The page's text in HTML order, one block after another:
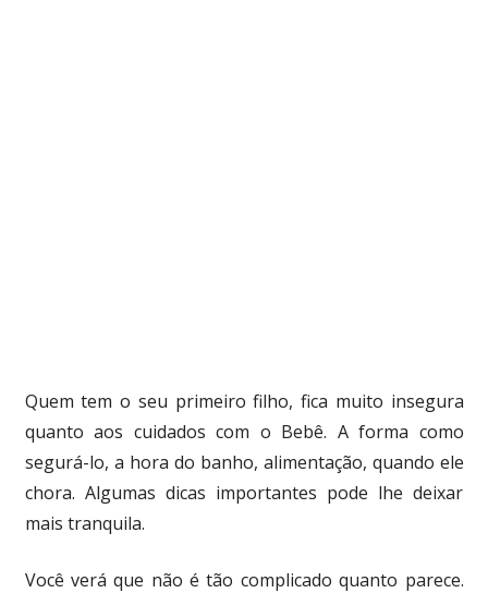
Quem tem o seu primeiro filho, fica muito insegura
quanto aos cuidados com o Bebê. A forma como
segurá-lo, a hora do banho, alimentação, quando ele
chora. Algumas dicas importantes pode lhe deixar
mais tranquila.
Você verá que não é tão complicado quanto parece.